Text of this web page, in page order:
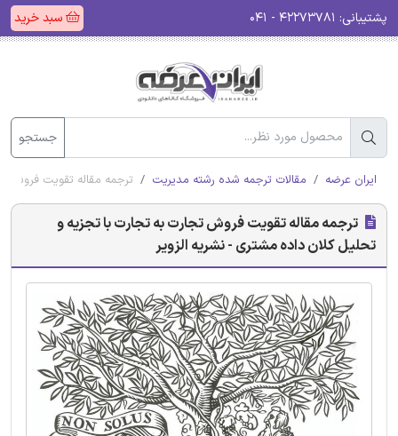
پشتیبانی: سبد خرید
جستجو
ایران عرضه مقالات ترجمه شده رشته مدیریت ترجمه مقاله تقویت فروش
ترجمه مقاله تقویت فروش تجارت به تجارت با تجزیه و
تحلیل کلان داده مشتری - نشریه الزویر